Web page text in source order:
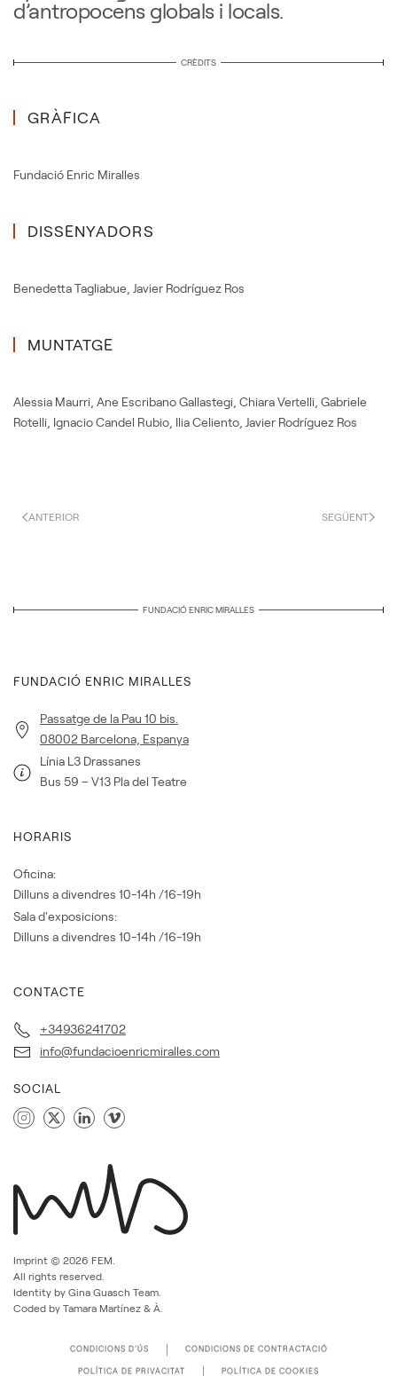
d’antropocens globals i locals.
CRÈDITS
GRÀFICA
Fundació Enric Miralles
DISSENYADORS
Benedetta Tagliabue Javier Rodríguez Ros
MUNTATGE
Alessia Maurri Ane Escribano Gallastegi Chiara Vertelli Gabriele
Rotelli Ignacio Candel Rubio Ilia Celiento Javier Rodríguez Ros
ANTERIOR SEGÜENT
FUNDACIÓ ENRIC MIRALLES
FUNDACIÓ ENRIC MIRALLES
Passatge de la Pau 10 bis.
08002 Barcelona, Espanya
Línia L3 Drassanes
Bus 59 – V13 Pla del Teatre
HORARIS
Oficina:
Dilluns a divendres 10-14h /16-19h
Sala d'exposicions:
Dilluns a divendres 10-14h /16-19h
CONTACTE
+34936241702
info@fundacioenricmiralles.com
SOCIAL
Imprint © 2026 FEM.
All rights reserved.
Identity by Gina Guasch Team.
Coded by Tamara Martínez & À.
CONDICIONS D’ÚS CONDICIONS DE CONTRACTACIÓ
POLÍTICA DE PRIVACITAT POLÍTICA DE COOKIES